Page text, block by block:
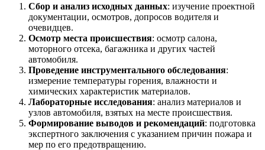
Сбор и анализ исходных данных: изучение проектной
документации, осмотров, допросов водителя и
очевидцев.
Осмотр места происшествия: осмотр салона,
моторного отсека, багажника и других частей
автомобиля.
Проведение инструментального обследования:
измерение температуры горения, влажности и
химических характеристик материалов.
Лабораторные исследования: анализ материалов и
узлов автомобиля, взятых на месте происшествия.
Формирование выводов и рекомендаций: подготовка
экспертного заключения с указанием причин пожара и
мер по его предотвращению.